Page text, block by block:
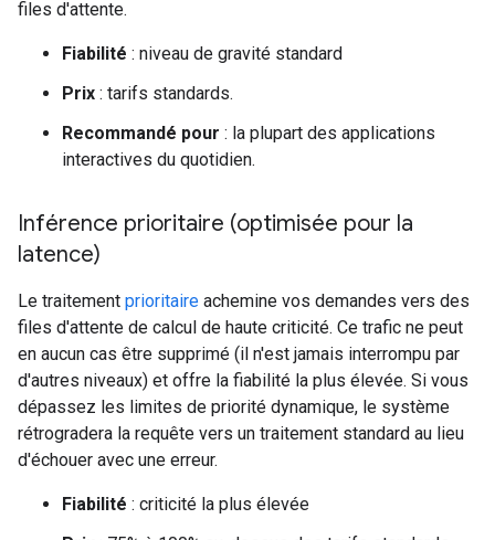
files d'attente.
Fiabilité : niveau de gravité standard
Prix : tarifs standards.
Recommandé pour : la plupart des applications
interactives du quotidien.
Inférence prioritaire (optimisée pour la
latence)
Le traitement prioritaire achemine vos demandes vers des
files d'attente de calcul de haute criticité. Ce trafic ne peut
en aucun cas être supprimé (il n'est jamais interrompu par
d'autres niveaux) et offre la fiabilité la plus élevée. Si vous
dépassez les limites de priorité dynamique, le système
rétrogradera la requête vers un traitement standard au lieu
d'échouer avec une erreur.
Fiabilité : criticité la plus élevée